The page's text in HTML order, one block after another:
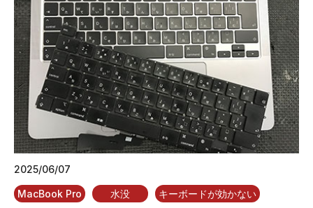
2025/06/07
MacBook Pro 水没 キーボードが効かない